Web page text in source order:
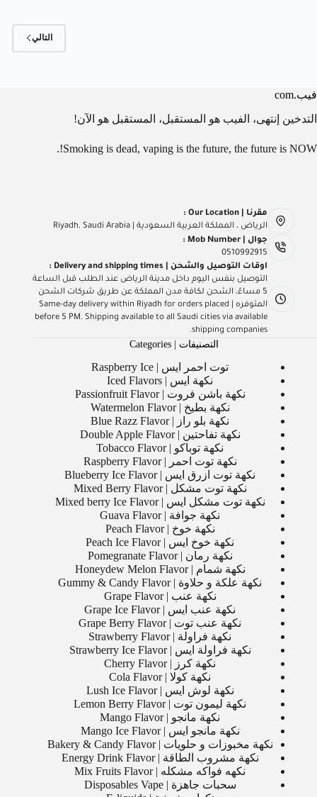
التالي
فيب.com
التدخين إنتهى، الفيب هو المستقبل، المستقبل هو الآن!
Smoking is dead, vaping is the future, the future is NOW!.
مقرنا | Our Location :
الرياض ، المملكة العربية السعودية | Riyadh, Saudi Arabia
جوال | Mob Number :
0510992915
اوقات التوصيل والشحن | Delivery and shipping times :
التوصيل بنفس اليوم داخل مدينة الرياض عند الطلب قبل الساعة
5 مساءً، الشحن لكافة مدن المملكة عن طريق شركات الشحن
المتوفره | Same-day delivery within Riyadh for orders placed
before 5 PM. Shipping available to all Saudi cities via available
shipping companies.
التصنيفات | Categories
توت احمر ايس | Raspberry Ice
نكهة ايس | Iced Flavors
نكهة باشن فروت | Passionfruit Flavor
نكهة بطيخ | Watermelon Flavor
نكهة بلو راز | Blue Razz Flavor
نكهة تفاحتين | Double Apple Flavor
نكهة توباكو | Tobacco Flavor
نكهة توت احمر | Raspberry Flavor
نكهة توت ازرق ايس | Blueberry Ice Flavor
نكهة توت مشكل | Mixed Berry Flavor
نكهة توت مشكل ايس | Mixed berry Ice Flavor
نكهة جوافة | Guava Flavor
نكهة خوخ | Peach Flavor
نكهة خوخ ايس | Peach Ice Flavor
نكهة رمان | Pomegranate Flavor
نكهة شمام | Honeydew Melon Flavor
نكهة علكة و حلاوة | Gummy & Candy Flavor
نكهة عنب | Grape Flavor
نكهة عنب ايس | Grape Ice Flavor
نكهة عنب توت | Grape Berry Flavor
نكهة فراولة | Strawberry Flavor
نكهة فراولة ايس | Strawberry Ice Flavor
نكهة كرز | Cherry Flavor
نكهة كولا | Cola Flavor
نكهة لوش ايس | Lush Ice Flavor
نكهة ليمون توت | Lemon Berry Flavor
نكهة مانجو | Mango Flavor
نكهة مانجو ايس | Mango Ice Flavor
نكهة مخبوزات و حلويات | Bakery & Candy Flavor
نكهة مشروب الطاقة | Energy Drink Flavor
نكهه فواكه مشكله | Mix Fruits Flavor
سحبات جاهزة | Disposables Vape